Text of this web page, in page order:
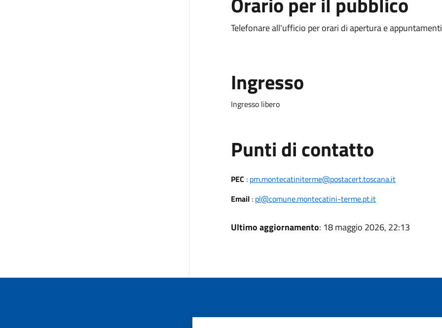
Telefonare all'ufficio per orari di apertura e appuntamenti
Ingresso
Ingresso libero
Punti di contatto
PEC : pm.montecatiniterme@postacert.toscana.it
Email: pl@comune.montecatini-terme.pt.it
Ultimo aggiornamento: 18 maggio 2026, 22:13